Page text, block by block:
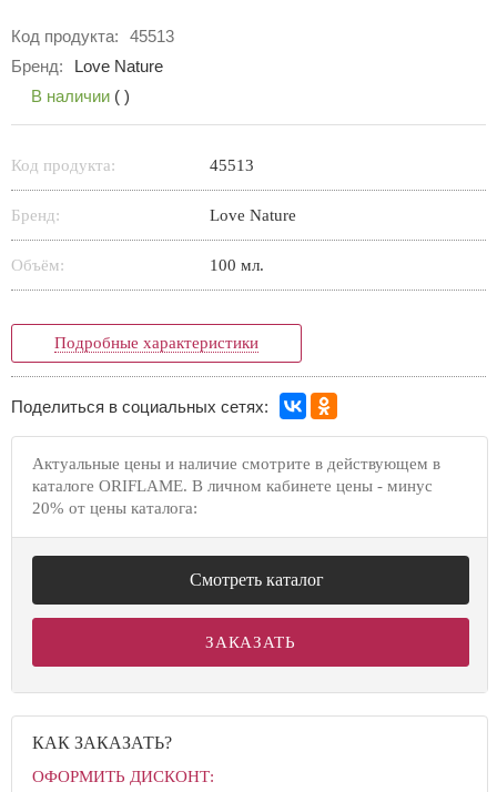
Код продукта:
45513
Бренд:
Love Nature
В наличии ( )
Код продукта: 45513
Бренд: Love Nature
Объём: 100 мл.
Подробные характеристики
Поделиться в социальных сетях:
Актуальные цены и наличие смотрите в действующем в
каталоге ORIFLAME. В личном кабинете цены - минус
20% от цены каталога:
Смотреть каталог
ЗАКАЗАТЬ
КАК ЗАКАЗАТЬ?
ОФОРМИТЬ ДИСКОНТ: